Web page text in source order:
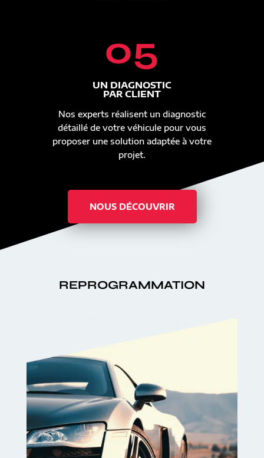
05
UN DIAGNOSTIC
PAR CLIENT
Nos experts réalisent un diagnostic
détaillé de votre véhicule pour vous
proposer une solution adaptée à votre
projet.
NOUS DÉCOUVRIR
REPROGRAMMATION